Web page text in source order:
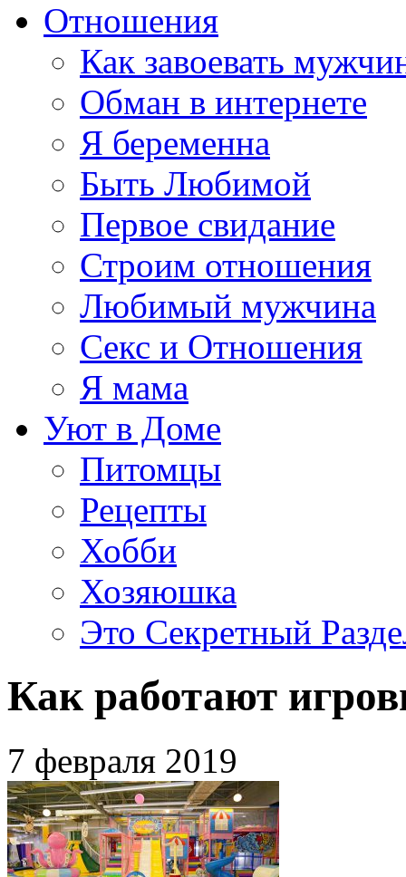
Отношения
Как завоевать
Обман в интернете
Я беременна
Быть Любимой
Первое свидание
Строим отношения
Любимый мужчина
Секс и Отношения
Я мама
Уют в Доме
Питомцы
Рецепты
Хобби
Хозяюшка
Это Секретный
Как работают
7 февраля 2019